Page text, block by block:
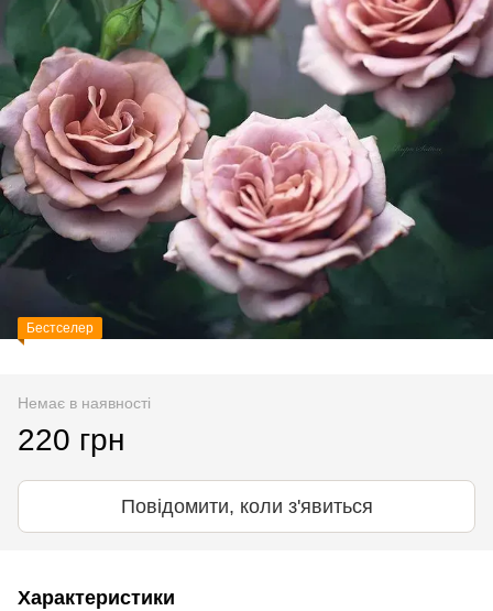
Бестселер
Немає в наявності
220 грн
Повідомити, коли з'явиться
Характеристики